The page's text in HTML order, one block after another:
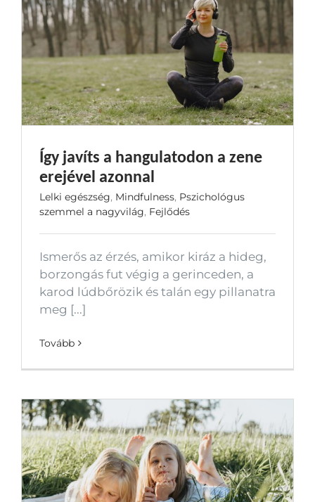
Így javíts a hangulatodon a zene
erejével azonnal
Lelki egészség, Mindfulness, Pszichológus
szemmel a nagyvilág, Fejlődés
Ismerős az érzés, amikor kiráz a hideg,
borzongás fut végig a gerinceden, a
karod lúdbőrözik és talán egy pillanatra
meg [...]
Tovább